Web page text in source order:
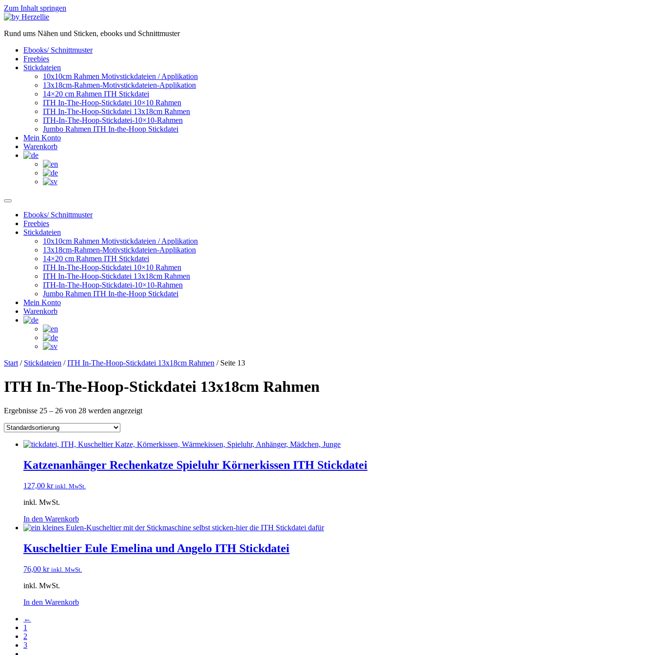
Zum Inhalt springen
Rund ums Nähen und Sticken, ebooks und Schnittmuster
Ebooks/ Schnittmuster
Freebies
Stickdateien
10x10cm Rahmen Motivstickdateien / Applikation
13x18cm-Rahmen-Motivstickdateien-Applikation
14×20 cm Rahmen ITH Stickdatei
ITH In-The-Hoop-Stickdatei 10×10 Rahmen
ITH In-The-Hoop-Stickdatei 13x18cm Rahmen
ITH-In-The-Hoop-Stickdatei-10×10-Rahmen
Jumbo Rahmen ITH In-the-Hoop Stickdatei
Mein Konto
Warenkorb
Ebooks/ Schnittmuster
Freebies
Stickdateien
10x10cm Rahmen Motivstickdateien / Applikation
13x18cm-Rahmen-Motivstickdateien-Applikation
14×20 cm Rahmen ITH Stickdatei
ITH In-The-Hoop-Stickdatei 10×10 Rahmen
ITH In-The-Hoop-Stickdatei 13x18cm Rahmen
ITH-In-The-Hoop-Stickdatei-10×10-Rahmen
Jumbo Rahmen ITH In-the-Hoop Stickdatei
Mein Konto
Warenkorb
Start / Stickdateien /ITH In-The-Hoop-Stickdatei 13x18cm Rahmen / Seite 13
ITH In-The-Hoop-Stickdatei 13x18cm Rahmen
Ergebnisse 25 – 26 von 28 werden angezeigt
Katzenanhänger Rechenkatze Spieluhr Körnerkissen ITH Stickdatei
127,00 kr inkl. MwSt.
inkl. MwSt.
In den Warenkorb
Kuscheltier Eule Emelina und Angelo ITH Stickdatei
76,00 kr inkl. MwSt.
inkl. MwSt.
In den Warenkorb
←
1
2
3